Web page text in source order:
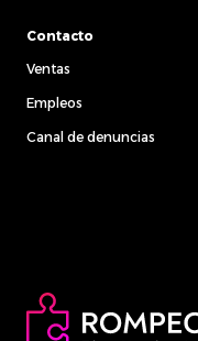
Contacto
Ventas
Empleos
Canal de denuncias